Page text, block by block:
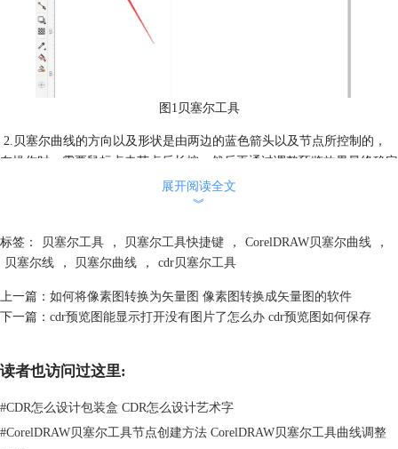
图1贝塞尔工具
2.贝塞尔曲线的方向以及形状是由两边的蓝色箭头以及节点所控制的，
在操作时，需要鼠标点击节点后长按，然后再通过调整预览效果最终确定
展开阅读全文
︾
标签： 贝塞尔工具 ， 贝塞尔工具快捷键 ， CorelDRAW贝塞尔曲线
，
贝塞尔线
， 贝塞尔曲线 ， cdr贝塞尔工具
上一篇： 如何将像素图转换为矢量图 像素图转换成矢量图的软件
下一篇： cdr预览图能显示打开没有图片了怎么办 cdr预览图如何保存
读者也访问过这里:
#CDR怎么设计包装盒 CDR怎么设计艺术字
#CorelDRAW贝塞尔工具节点创建方法 CorelDRAW贝塞尔工具曲线调整